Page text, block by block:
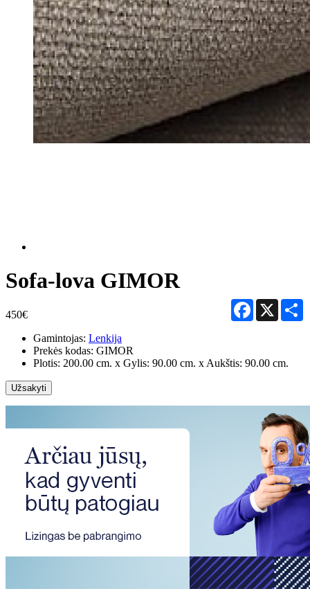
Sofa-lova GIMOR
450€
Facebook
X
Gamintojas: Lenkija
Prekės kodas: GIMOR
Plotis: 200.00 cm. x Gylis: 90.00 cm. x Aukštis: 90.00 cm.
Užsakyti